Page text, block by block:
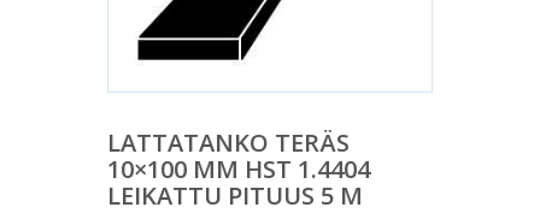
LATTATANKO TERÄS
10×100 MM HST 1.4404
LEIKATTU PITUUS 5 M